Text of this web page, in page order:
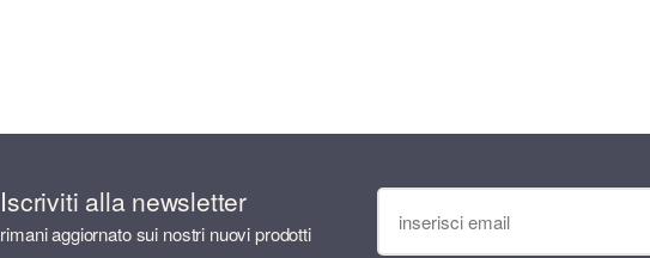
Iscriviti alla newsletter
rimani aggiornato sui nostri nuovi prodotti